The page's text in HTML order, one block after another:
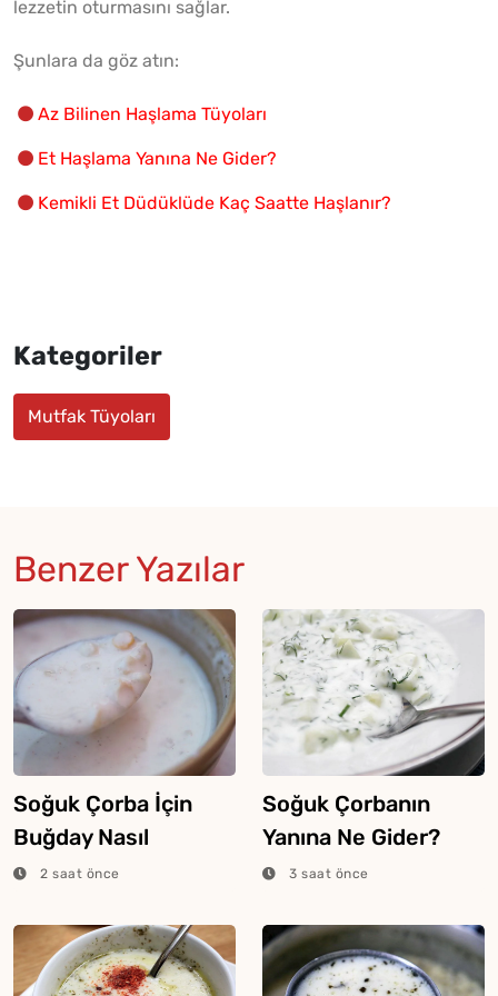
lezzetin oturmasını sağlar.
Şunlara da göz atın:
Az Bilinen Haşlama Tüyoları
Et Haşlama Yanına Ne Gider?
Kemikli Et Düdüklüde Kaç Saatte Haşlanır?
Kategoriler
Mutfak Tüyoları
Benzer Yazılar
Soğuk Çorba İçin
Buğday Nasıl
Haşlanır?
2 saat önce
Soğuk Çorbanın
Yanına Ne Gider?
3 saat önce